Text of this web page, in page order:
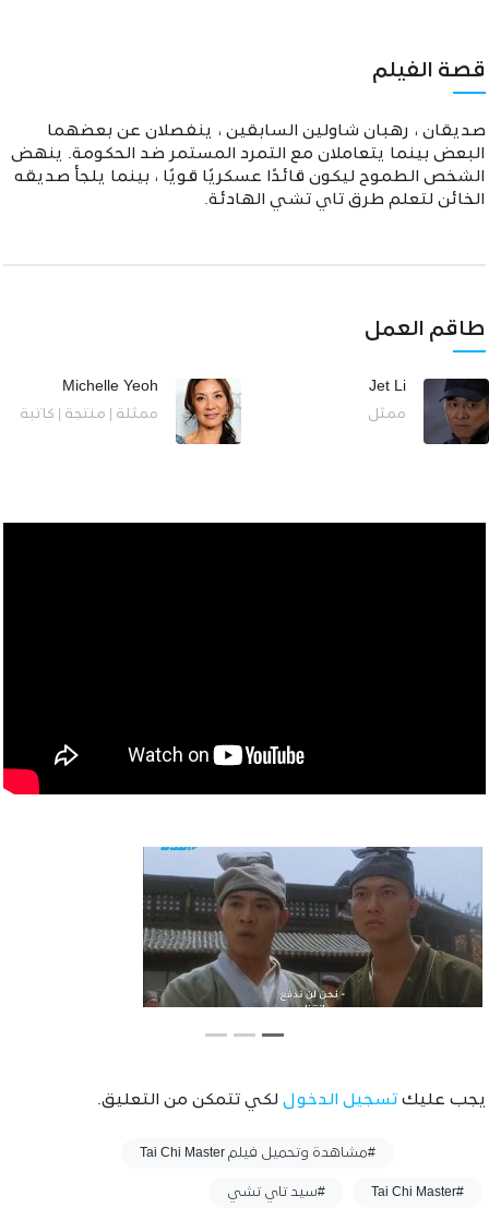
قصة الفيلم
صديقان ، رهبان شاولين السابقين ، ينفصلان عن بعضهما
البعض بينما يتعاملان مع التمرد المستمر ضد الحكومة. ينهض
الشخص الطموح ليكون قائدًا عسكريًا قويًا ، بينما يلجأ صديقه
الخائن لتعلم طرق تاي تشي الهادئة.
طاقم العمل
Jet Li
ممثل
Michelle Yeoh
ممثلة | منتجة | كاتبة
يجب عليك تسجيل الدخول لكي تتمكن من التعليق.
#مشاهدة وتحميل فيلم Tai Chi Master
#Tai Chi Master #سيد تاي تشي